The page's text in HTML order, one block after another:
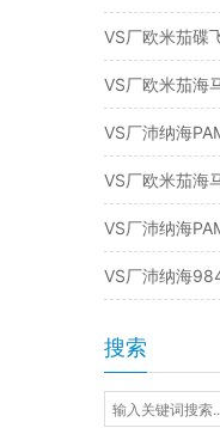
VS厂沛纳海
VS厂欧米茄海
VS厂沛纳海
VS厂沛纳海
搜索